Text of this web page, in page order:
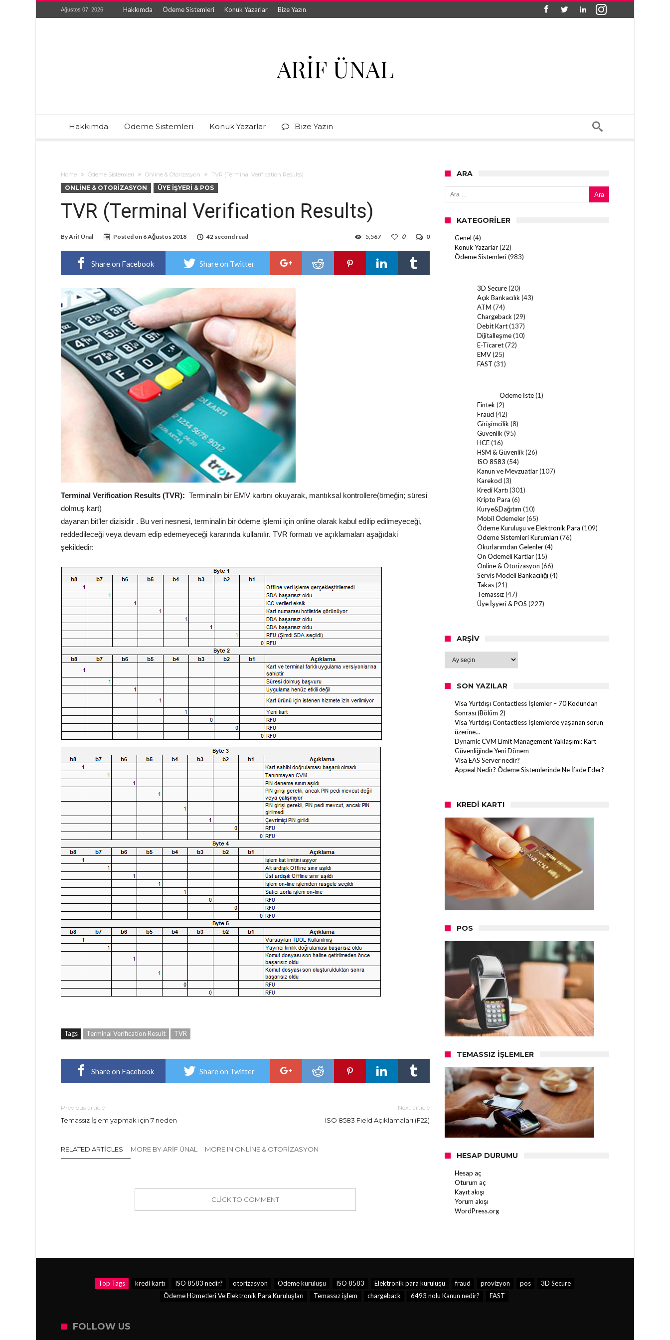
Ağustos 07, 2026 Hakkımda Ödeme Sistemleri Konuk Yazarlar Bize Yazın
ARIF ÜNAL
Hakkımda Ödeme Sistemleri Konuk Yazarlar Bize Yazın
Home Ödeme Sistemleri Online & Otorizasyon TVR (Terminal Verification Results)
ONLINE & OTORIZASYON ÜYE İŞYERI & POS
TVR (Terminal Verification Results)
ByArif Ünal Posted on 6 Ağustos 2018 42 second read 0
0
5,567
Share on Facebook Share on Twitter
Terminal Verification Results (TVR): Terminalin bir EMV kartını okuyarak, mantıksal kontrollere(örneğin; süresi
dolmuş kart)
dayanan bit’ler dizisidir . Bu veri nesnesi, terminalin bir ödeme işlemi için online olarak kabul edilip edilmeyeceği,
reddedileceği veya devam edip edemeyeceği kararında kullanılır. TVR formatı ve açıklamaları aşağıdaki
şekildedir:
Tags Terminal Verification Result TVR
Share on Facebook Share on Twitter
Previous article
Temassız İşlem yapmak için 7 neden
Next article
ISO 8583 Field Açıklamaları (F22)
RELATED ARTICLES MORE BY ARIF ÜNAL MORE IN ONLINE & OTORIZASYON
CLICK TO COMMENT
ARA
Arama:
KATEGORILER
Genel (4)
Konuk Yazarlar(22)
Ödeme Sistemleri(983)
3D Secure(20)
Açık Bankacılık (43)
ATM (74)
Chargeback (29)
Debit Kart(137)
Dijitalleşme(10)
E-Ticaret(72)
EMV(25)
FAST (31)
Ödeme İste(1)
Fintek (2)
Fraud (42)
Girişimcilik (8)
Güvenlik (95)
HCE(16)
HSM & Güvenlik (26)
ISO 8583 (54)
Kanun ve Mevzuatlar(107)
Karekod (3)
Kredi Kartı (301)
Kripto Para (6)
Kurye&Dağıtım (10)
Mobil Ödemeler(65)
Ödeme Kuruluşu ve Elektronik Para (109)
Ödeme Sistemleri Kurumları (76)
Okurlarımdan Gelenler(4)
Ön Ödemeli Kartlar(15)
Online & Otorizasyon (66)
Servis Modeli Bankacılığı (4)
Takas(21)
Temassız(47)
Üye İşyeri & POS (227)
ARŞIV
SON YAZILAR
Visa Yurtdışı Contactless İşlemler – 70 Kodundan
Sonrası (Bölüm 2)
Visa Yurtdışı Contactless İşlemlerde yaşanan sorun
üzerine…
Dynamic CVM Limit Management Yaklaşımı: Kart
Güvenliğinde Yeni Dönem
Visa EAS Server nedir?
Appeal Nedir? Ödeme Sistemlerinde Ne İfade Eder?
KREDI KARTI
POS
TEMASSIZ İŞLEMLER
HESAP DURUMU
Hesap aç
Oturum aç
Kayıt akışı
Yorum akışı
WordPress.org
Top Tags kredi kartı ISO 8583 nedir? otorizasyon Ödeme kuruluşu ISO 8583 Elektronik para kuruluşu fraud provizyon pos
3D Secure
Ödeme Hizmetleri Ve Elektronik Para Kuruluşları
Temassız işlem chargeback 6493 nolu Kanun nedir? FAST
FOLLOW US